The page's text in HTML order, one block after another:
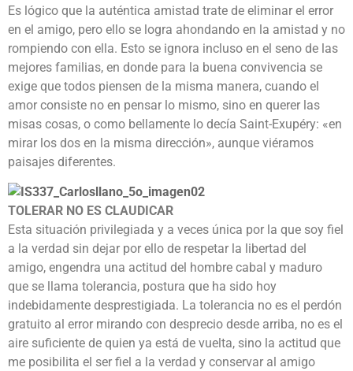
Es lógico que la auténtica amistad trate de eliminar el error
en el amigo, pero ello se logra ahondando en la amistad y no
rompiendo con ella. Esto se ignora incluso en el seno de las
mejores familias, en donde para la buena convivencia se
exige que todos piensen de la misma manera, cuando el
amor consiste no en pensar lo mismo, sino en querer las
misas cosas, o como bellamente lo decía Saint-Exupéry: «en
mirar los dos en la misma dirección», aunque viéramos
paisajes diferentes.
TOLERAR NO ES CLAUDICAR
Esta situación privilegiada y a veces única por la que soy fiel
a la verdad sin dejar por ello de respetar la libertad del
amigo, engendra una actitud del hombre cabal y maduro
que se llama tolerancia, postura que ha sido hoy
indebidamente desprestigiada. La tolerancia no es el perdón
gratuito al error mirando con desprecio desde arriba, no es el
aire suficiente de quien ya está de vuelta, sino la actitud que
me posibilita el ser fiel a la verdad y conservar al amigo